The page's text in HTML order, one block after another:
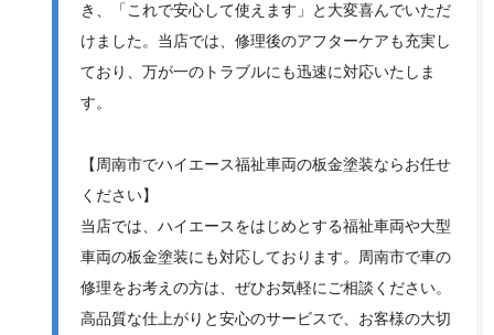
き、「これで安心して使えます」と大変喜んでいただ
けました。当店では、修理後のアフターケアも充実し
ており、万が一のトラブルにも迅速に対応いたしま
す。
【周南市でハイエース福祉車両の板金塗装ならお任せ
ください】
当店では、ハイエースをはじめとする福祉車両や大型
車両の板金塗装にも対応しております。周南市で車の
修理をお考えの方は、ぜひお気軽にご相談ください。
高品質な仕上がりと安心のサービスで、お客様の大切